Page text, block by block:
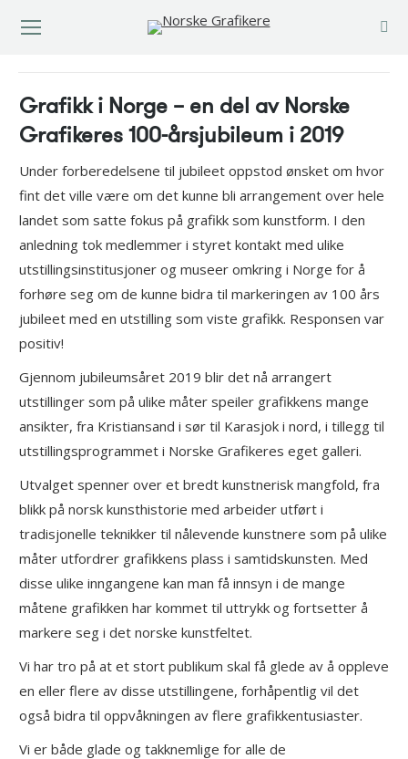
Grafikk i Norge – en del av Norske
Grafikeres 100-årsjubileum i 2019
Under forberedelsene til jubileet oppstod ønsket om hvor
fint det ville være om det kunne bli arrangement over hele
landet som satte fokus på grafikk som kunstform. I den
anledning tok medlemmer i styret kontakt med ulike
utstillingsinstitusjoner og museer omkring i Norge for å
forhøre seg om de kunne bidra til markeringen av 100 års
jubileet med en utstilling som viste grafikk. Responsen var
positiv!
Gjennom jubileumsåret 2019 blir det nå arrangert
utstillinger som på ulike måter speiler grafikkens mange
ansikter, fra Kristiansand i sør til Karasjok i nord, i tillegg til
utstillingsprogrammet i Norske Grafikeres eget galleri.
Utvalget spenner over et bredt kunstnerisk mangfold, fra
blikk på norsk kunsthistorie med arbeider utført i
tradisjonelle teknikker til nålevende kunstnere som på ulike
måter utfordrer grafikkens plass i samtidskunsten. Med
disse ulike inngangene kan man få innsyn i de mange
måtene grafikken har kommet til uttrykk og fortsetter å
markere seg i det norske kunstfeltet.
Vi har tro på at et stort publikum skal få glede av å oppleve
en eller flere av disse utstillingene, forhåpentlig vil det
også bidra til oppvåkningen av flere grafikkentusiaster.
Vi er både glade og takknemlige for alle de